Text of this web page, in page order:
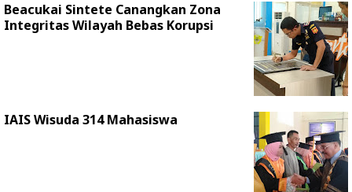
Beacukai Sintete Canangkan Zona
Integritas Wilayah Bebas Korupsi
IAIS Wisuda 314 Mahasiswa